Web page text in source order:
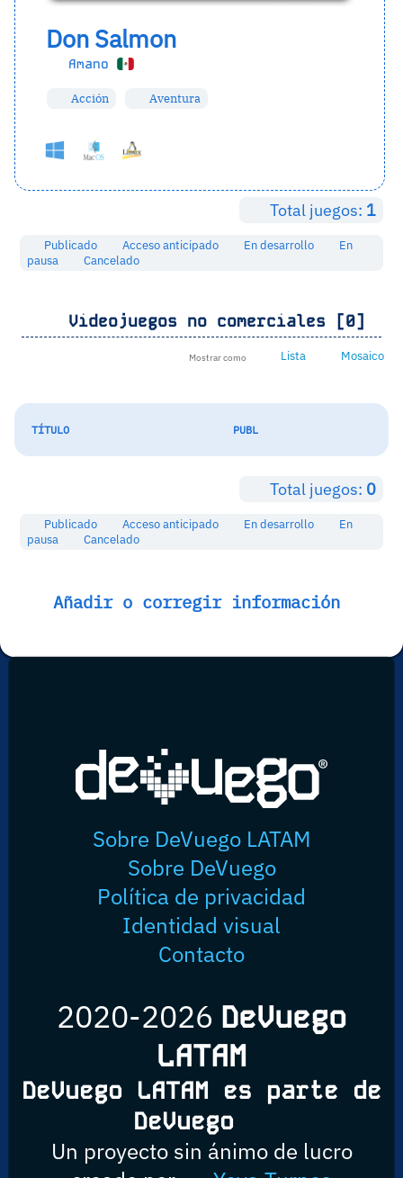
Don Salmon
Amano
Acción Aventura
Total juegos: 1
Publicado Acceso anticipado En desarrollo
En
pausa
Cancelado
Videojuegos no comerciales [0]
Mostrar como Lista Mosaico
TÍTULO PUBL
Total juegos: 0
Publicado Acceso anticipado En desarrollo
En
pausa
Cancelado
Añadir o corregir información
Sobre DeVuego LATAM
Sobre DeVuego
Política de privacidad
Identidad visual
Contacto
2020-2026 DeVuego
LATAM
DeVuego LATAM es parte de
DeVuego
Un proyecto sin ánimo de lucro